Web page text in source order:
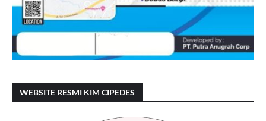
WEBSITE RESMI KIM CIPEDES